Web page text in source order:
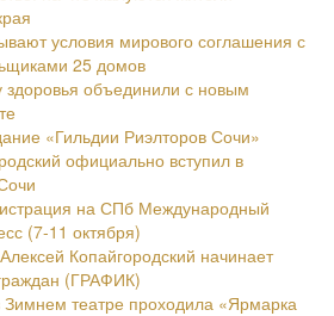
условия мирового соглашения с
25 домов
объединили с новым
«Гильдии Риэлторов Сочи»
официально вступил в
на СПб Международный
(7-11 октября)
Копайгородский начинает
(ГРАФИК)
Зимнем театре проходила «Ярмарка